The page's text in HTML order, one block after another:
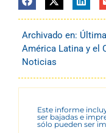
Archivado en:
América Latina y el
Noticias
Este informe
ser bajadas e
sólo pueden ser